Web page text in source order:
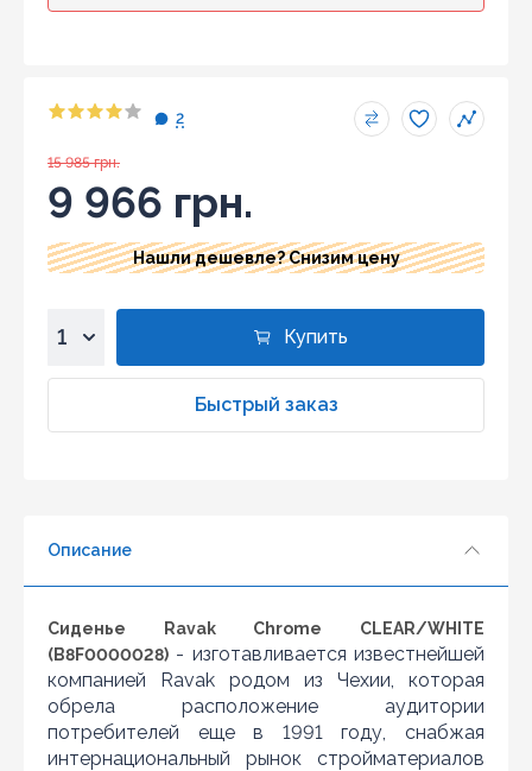
2
15 985 грн.
9 966 грн.
Нашли дешевле? Снизим цену
3
7
8
9
10
Купить
Быстрый заказ
Описание
Сиденье Ravak Chrome CLEAR/WHITE
(B8F0000028) - изготавливается известнейшей
компанией Ravak родом из Чехии, которая
обрела расположение аудитории
потребителей еще в 1991 году, снабжая
интернациональный рынок стройматериалов
Нашли дешевле?
конкурента в наличии и цена на данный товар в